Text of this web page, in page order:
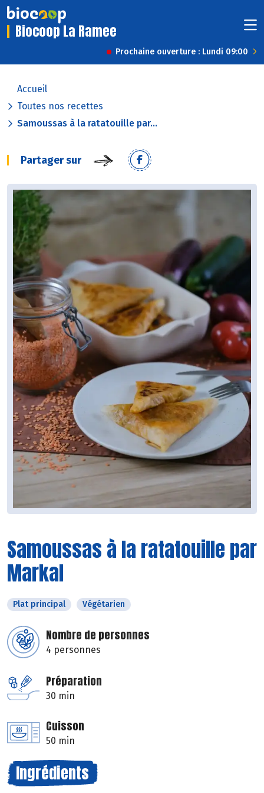
Biocoop La Ramee
Prochaine ouverture : Lundi 09:00
Accueil
Toutes nos recettes
Samoussas à la ratatouille par...
Partager sur
Samoussas à la ratatouille par
Markal
Plat principal Végétarien
Nombre de personnes
4 personnes
Préparation
30 min
Cuisson
50 min
Ingrédients